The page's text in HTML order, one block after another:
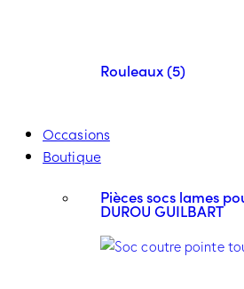
Rouleaux (5)
Occasions
Boutique
Pièces socs lames
DUROU GUILBART